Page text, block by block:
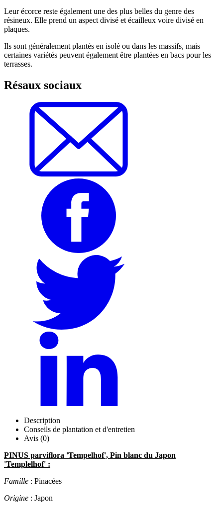
Leur écorce reste également une des plus belles du genre des
résineux. Elle prend un aspect divisé et écailleux voire divisé en
plaques.
Ils sont généralement plantés en isolé ou dans les massifs, mais
certaines variétés peuvent également être plantées en bacs pour les
terrasses.
Résaux sociaux
Description
Conseils de plantation et d'entretien
Avis (0)
PINUS parviflora 'Tempelhof', Pin blanc du Japon
'Templelhof' :
Famille : Pinacées
Origine : Japon